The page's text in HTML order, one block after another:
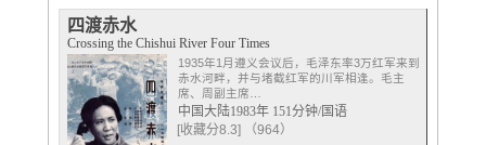
四渡赤水
Crossing the Chishui River Four Times
1935年1月遵义会议后，毛泽东率3万红军来到
赤水河畔，并与堵截红军的川军相逢。毛主
席、周副主席…
中国大陆1983年 151分钟/国语
[收藏分8.3] （964）